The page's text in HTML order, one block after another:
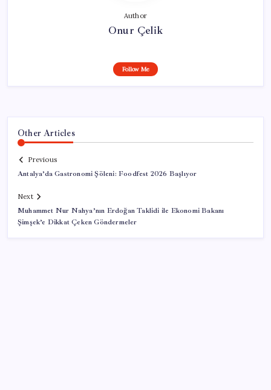
Author
Onur Çelik
Follow Me
Other Articles
Previous
Antalya’da Gastronomi Şöleni: Foodfest 2026 Başlıyor
Next
Muhammet Nur Nahya’nın Erdoğan Taklidi ile Ekonomi Bakanı
Şimşek’e Dikkat Çeken Göndermeler